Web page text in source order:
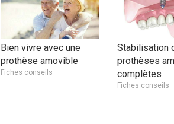
Bien vivre avec une
prothèse amovible
Fiches conseils
Stabilisation
prothèses
complètes
Fiches conseils